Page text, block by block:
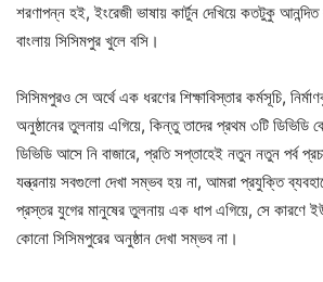
শরণাপন্ন হই, ইংরেজী ভাষায় কার্টুন দেখিয়ে কতটুকু
বাংলায় সিসিমপুর খুলে বসি।
সিসিমপুরও সে অর্থে এক ধরণের শিক্ষাবিস্তার কর্মসূচি,
অনুষ্ঠানের তুলনায় এগিয়ে, কিন্তু তাদের প্রথম ৩টি
ডিভিডি আসে নি বাজারে, প্রতি সপ্তাহেই নতুন নতুন পর্ব
যন্ত্রনায় সবগুলো দেখা সম্ভব হয় না, আমরা প্রযুক্তি
প্রস্তর যুগের মানুষের তুলনায় এক ধাপ এগিয়ে, সে কারণে
কোনো সিসিমপুরের অনুষ্ঠান দেখা সম্ভব না।